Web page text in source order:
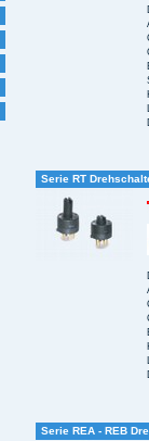
Serie RT
Serie REA - REB